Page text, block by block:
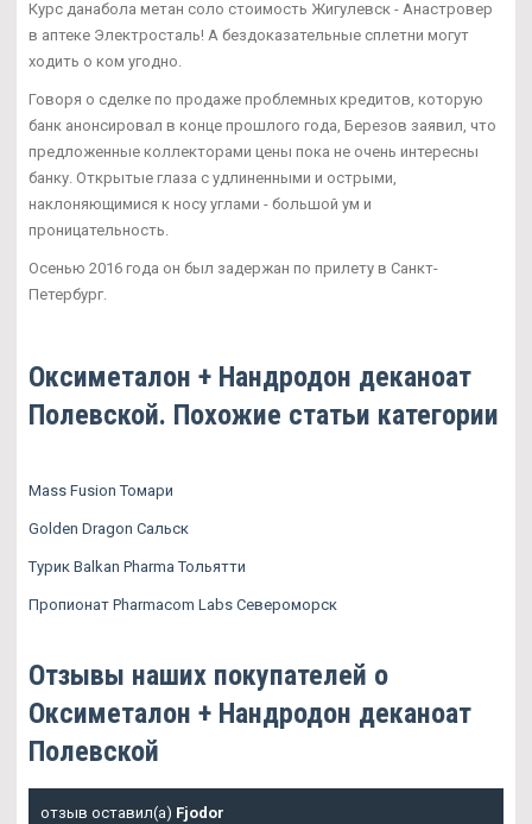
Курс данабола метан соло стоимость Жигулевск - Анастровер
в аптеке Электросталь! А бездоказательные сплетни могут
ходить о ком угодно.
Говоря о сделке по продаже проблемных кредитов, которую
банк анонсировал в конце прошлого года, Березов заявил, что
предложенные коллекторами цены пока не очень интересны
банку. Открытые глаза с удлиненными и острыми,
наклоняющимися к носу углами - большой ум и
проницательность.
Осенью 2016 года он был задержан по прилету в Санкт-
Петербург.
Оксиметалон + Нандродон деканоат
Полевской. Похожие статьи категории
Mass Fusion Томари
Golden Dragon Сальск
Турик Balkan Pharma Тольятти
Пропионат Pharmacom Labs Североморск
Отзывы наших покупателей о
Оксиметалон + Нандродон деканоат
Полевской
отзыв оставил(а) Fjodor